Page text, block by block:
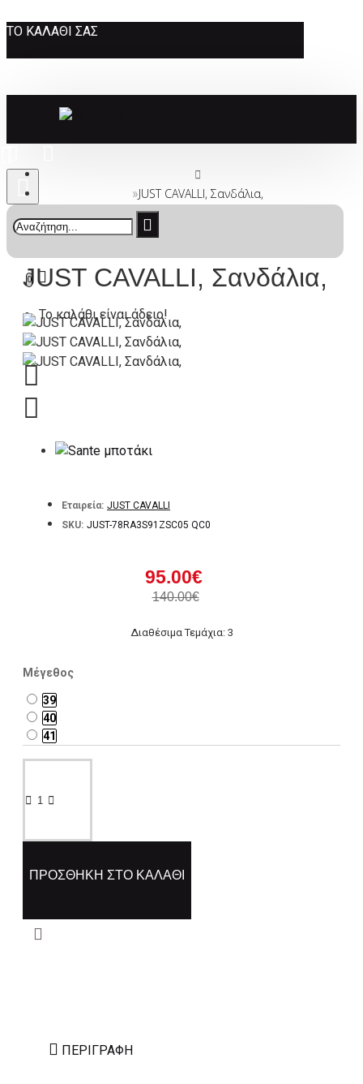
ΤΟ ΚΑΛΆΘΙ ΣΑΣ
0
Το καλάθι είναι άδειο!
JUST CAVALLI, Σανδάλια,
JUST CAVALLI, Σανδάλια,
Εταιρεία: JUST CAVALLI
SKU: JUST-78RA3S91ZSC05 QC0
95.00€
140.00€
Διαθέσιμα Τεμάχια: 3
Μέγεθος
39
40
41
ΠΡΟΣΘΉΚΗ ΣΤΟ ΚΑΛΆΘΙ
ΠΕΡΙΓΡΑΦΉ